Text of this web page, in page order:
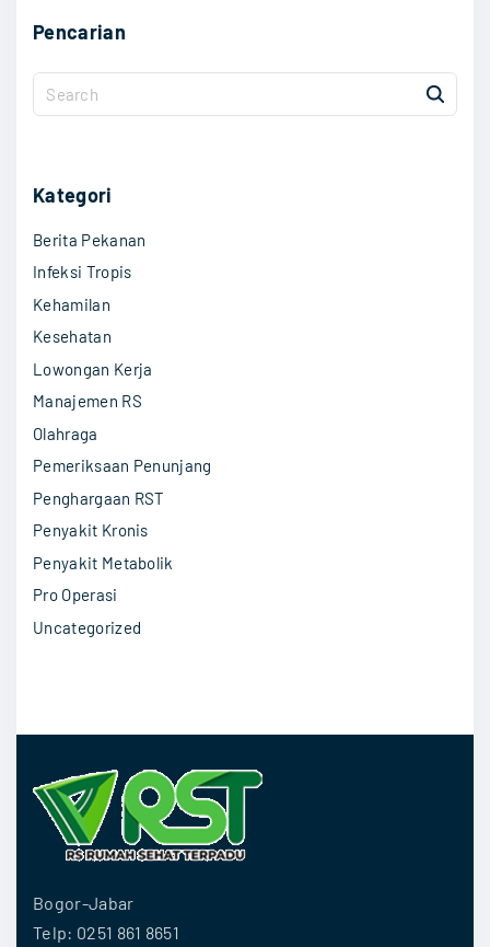
Pencarian
e
Kategori
Berita Pekanan
Infeksi Tropis
Kehamilan
Kesehatan
Lowongan Kerja
Manajemen RS
Olahraga
Pemeriksaan Penunjang
Penghargaan RST
Penyakit Kronis
Penyakit Metabolik
Pro Operasi
Uncategorized
Bogor-Jabar
Telp: 0251 861 8651